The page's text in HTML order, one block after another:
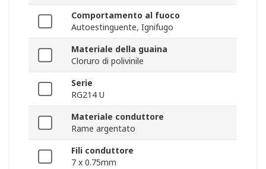
Comportamento al fuoco
Autoestinguente, Ignifugo
Materiale della guaina
Cloruro di polivinile
Serie
RG214 U
Materiale conduttore
Rame argentato
Fili conduttore
7 x 0.75mm